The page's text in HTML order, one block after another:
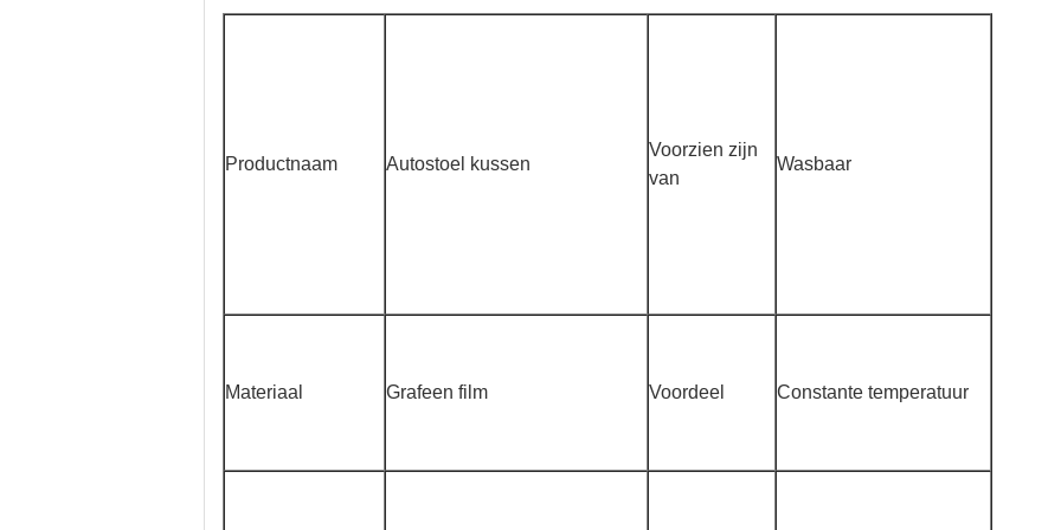
Productnaam Autostoel kussen
Voorzien zijn
van
Wasbaar
Materiaal Grafeen film Voordeel Constante temperatuur